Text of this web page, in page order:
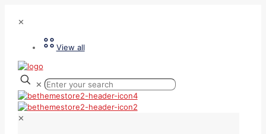
✕
View all
✕
✕